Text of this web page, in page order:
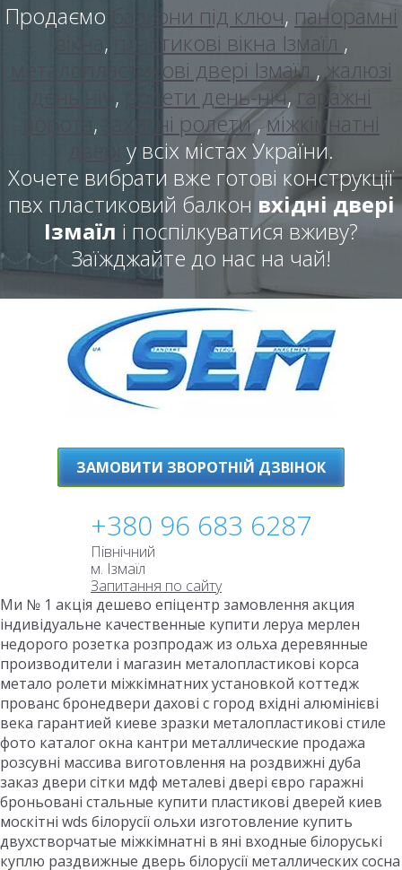
Продаємо балкони під ключ, панорамні
, пластикові вікна Ізмаїл ,
металопластикові двері Ізмаїл ,жалюзі
, ролети день-ніч, гаражні
, захисні ролети, міжкімнатні
у всіх містах України.
Хочете вибрати вже готові конструкції
пвх пластиковий балкон вхідні двері
Ізмаїл і поспілкуватися вживу?
Заїжджайте до нас на чай!
ЗАМОВИТИ ЗВОРОТНІЙ ДЗВІНОК
+380 96 683 6287
Північний
м. Ізмаїл
Запитання по сайту
Ми № 1 акція дешево епіцентр замовлення акция
індивідуальне качественные купити леруа мерлен
недорого розетка розпродаж из ольха деревянные
производители і магазин металопластикові корса
метало ролети міжкімнатних установкой коттедж
прованс бронедвери дахові с город вхідні алюмінієві
века гарантией киеве зразки металопластикові стиле
фото каталог окна кантри металлические продажа
розсувні массива виготовлення на роздвижні дуба
заказ двери сітки мдф металеві двері євро гаражні
броньовані стальные купити пластикові дверей киев
москітні wds білорусії ольхи изготовление купить
двухстворчатые міжкімнатні в яні входные білоруські
куплю раздвижные дверь білорусії металлических сосна